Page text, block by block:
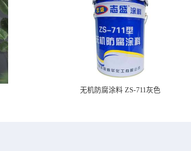
无机防腐涂料 ZS-711灰色